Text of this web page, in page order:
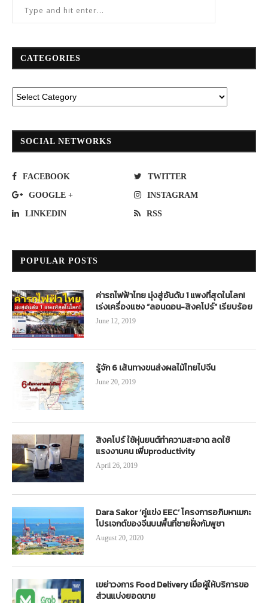
CATEGORIES
SOCIAL NETWORKS
FACEBOOK TWITTER
GOOGLE + INSTAGRAM
LINKEDIN RSS
POPULAR POSTS
ค่ารถไฟฟ้าไทย มุ่งสู่อันดับ 1 แพงที่สุดในโลก!
เร่งเครื่องแซง “ลอนดอน-สิงคโปร์” เรียบร้อย
June 12, 2019
รู้จัก 6 เส้นทางขนส่งผลไม้ไทยไปจีน
June 20, 2019
สิงคโปร์ ใช้หุ่นยนต์ทำความสะอาด ลดใช้
แรงงานคน เพิ่มproductivity
April 26, 2019
Dara Sakor ‘คู่แข่ง EEC’ โครงการอภิมหาเมกะ
โปรเจกต์ของจีนบนพื้นที่ชายฝั่งกัมพูชา
August 20, 2020
เขย่าวงการ Food Delivery เมื่อผู้ให้บริการขอ
ส่วนแบ่งยอดขาย